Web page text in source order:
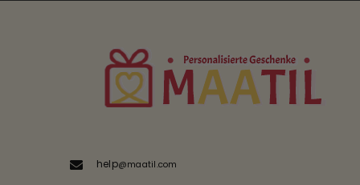
help@maatil.com